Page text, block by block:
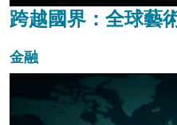
跨越國界：全球藝
金融